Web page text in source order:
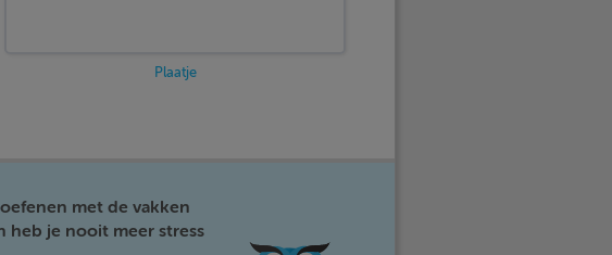
Plaatje
met de vakken
heb je nooit meer stress